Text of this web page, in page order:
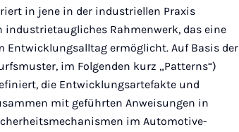
in jene in der industriellen Praxis
industrietaugliches Rahmenwerk, das eine
Entwicklungsalltag ermöglicht. Auf Basis der
im Folgenden kurz „Patterns“)
die Entwicklungsartefakte und
mit geführten Anweisungen in
im Automotive-